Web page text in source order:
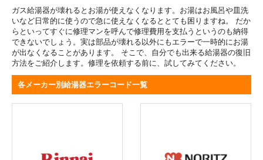
ガス給湯器が壊れるとお湯が使えなくなります。お湯はお風呂や皿洗
いなど日常的に使うので急に使えなくなるととても困りますね。 だか
らといってすぐに修理マンを呼んで修理費用を支払うというのも納得
できないでしょう。実は部品が壊れる以外にもエラーで一時的にお湯
が出なくなることがあります。 そこで、自分でも出来る給湯器の復旧
方法をご紹介します。修理を依頼する前に、試してみてください。
各メーカー別給湯器エラーコード一覧